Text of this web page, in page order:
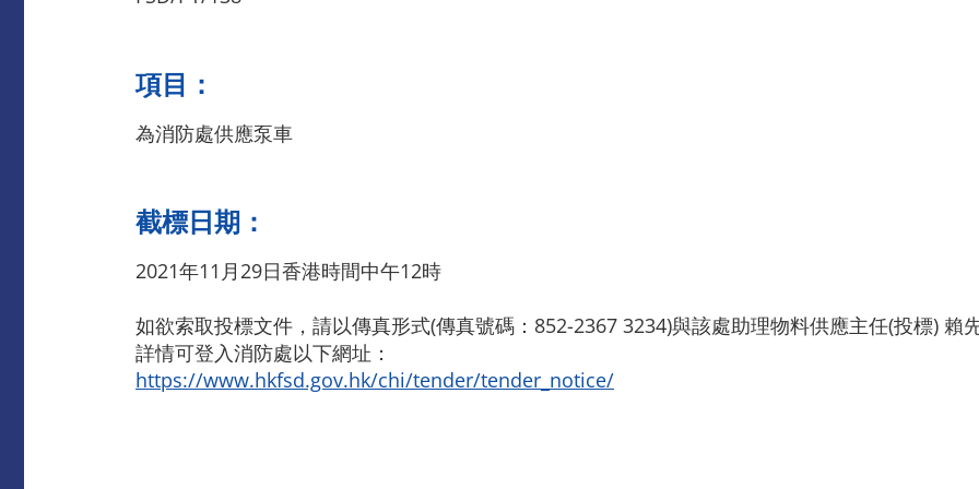
項目：
為消防處供應泵車
截標日期：
2021年11月29日香港時間中午12時
如欲索取投標文件，請以傳真形式(傳真號碼：852-2367 3234)與該處助理物料供應主任(投標) 賴先
詳情可登入消防處以下網址：
https://www.hkfsd.gov.hk/chi/tender/tender_notice/